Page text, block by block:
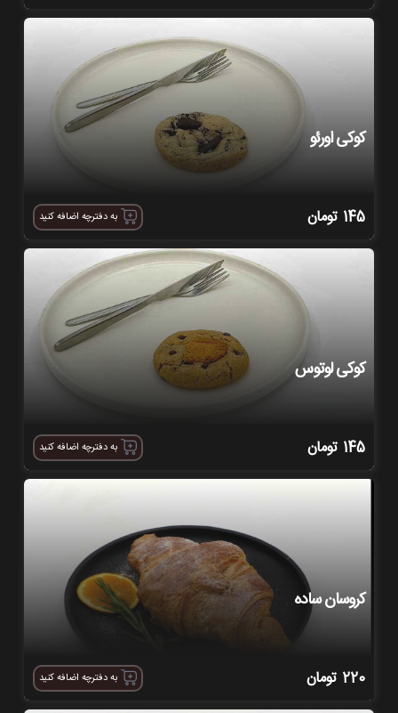
کوکی اورئو
145 تومان به دفترچه اضافه کنید
کوکی لوتوس
145 تومان به دفترچه اضافه کنید
کروسان ساده
220 تومان به دفترچه اضافه کنید